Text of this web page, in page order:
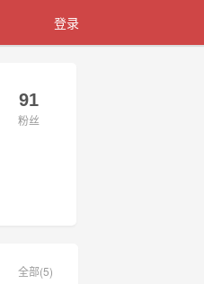
登录
91
粉丝
全部(5)